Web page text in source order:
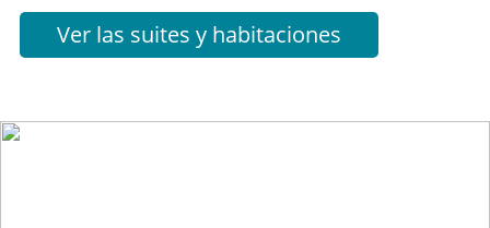
Ver las suites y habitaciones